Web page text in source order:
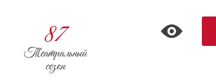
87
Театральный
сезон